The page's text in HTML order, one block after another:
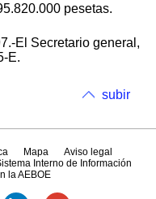
pesetas.
El Secretario general,
E.
subir
Mapa
Aviso legal
Interno de Información
la AEBOE